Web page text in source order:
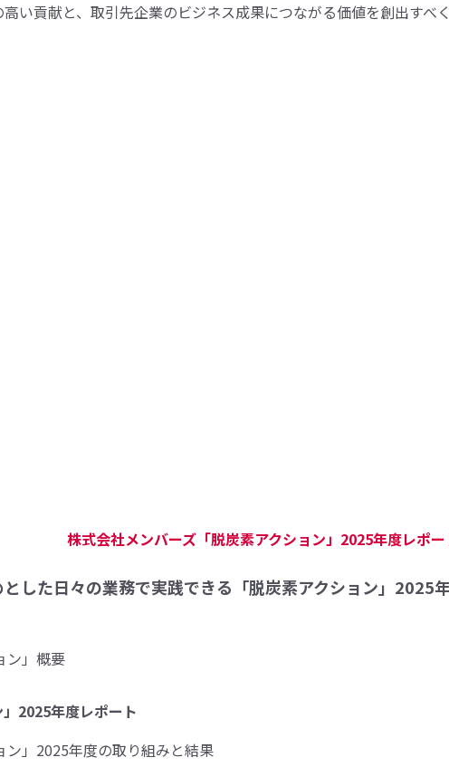
い貢献と、取引先企業のビジネス成果につながる価値を創出すべ
株式会社メンバーズ「脱炭素アクション」2025年度レポー
した日々の業務で実践できる「脱炭素アクション」2025
ン」概要
」2025年度レポート
ン」2025年度の取り組みと結果